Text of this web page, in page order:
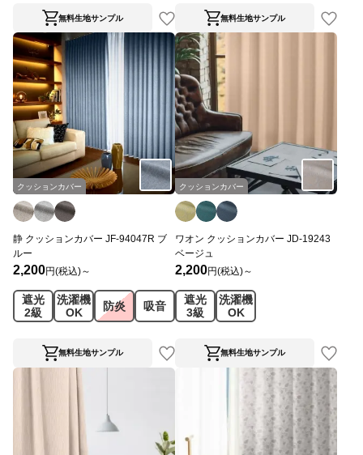
無料生地サンプル 無料生地サンプル
クッションカバー
静 クッションカバー JF-94047R ブ
ルー
2,200円(税込)～
遮光
2級
洗濯機
OK
防炎 吸音
無料生地サンプル
クッションカバー
ワオン クッションカバー JD-19243
ベージュ
2,200円(税込)～
遮光
3級
洗濯機
OK
無料生地サンプル